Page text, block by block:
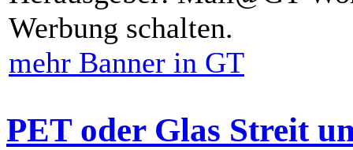
Werbung schalten.
mehr Banner in GT
PET oder Glas Streit